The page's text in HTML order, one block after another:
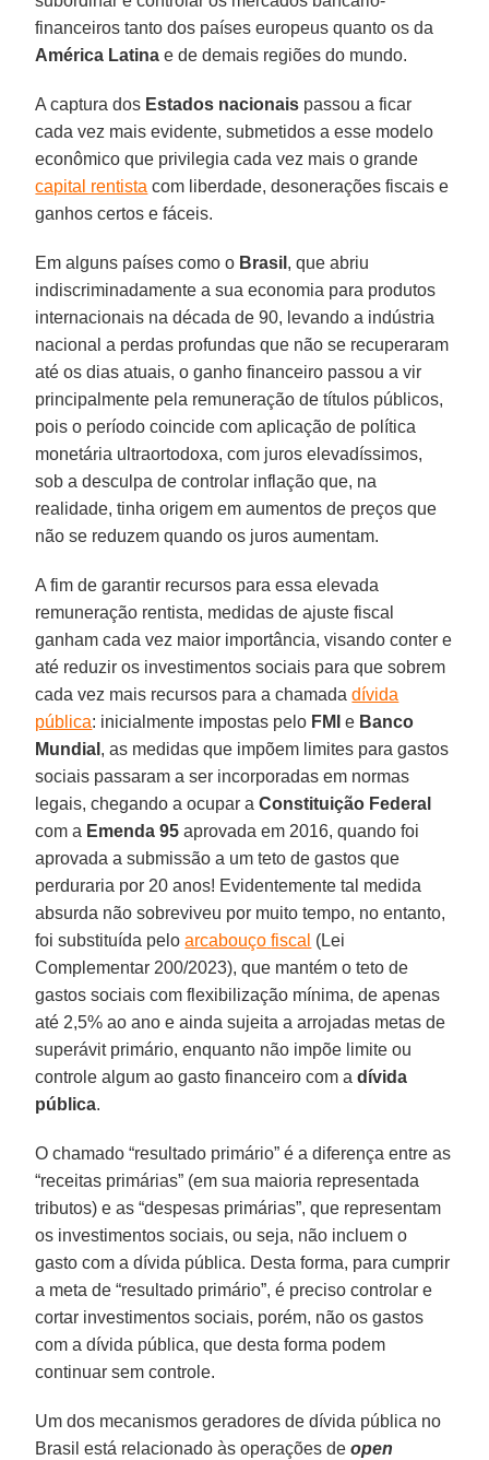
financeiros tanto dos países europeus quanto os da
América Latina e de demais regiões do mundo.
A captura dos Estados nacionais passou a ficar
cada vez mais evidente, submetidos a esse modelo
econômico que privilegia cada vez mais o grande
capital rentista com liberdade, desonerações fiscais e
ganhos certos e fáceis.
Em alguns países como o Brasil , que abriu
indiscriminadamente a sua economia para produtos
internacionais na década de 90, levando a indústria
nacional a perdas profundas que não se recuperaram
até os dias atuais, o ganho financeiro passou a vir
principalmente pela remuneração de títulos públicos,
pois o período coincide com aplicação de política
monetária ultraortodoxa, com juros elevadíssimos,
sob a desculpa de controlar inflação que, na
realidade, tinha origem em aumentos de preços que
não se reduzem quando os juros aumentam.
A fim de garantir recursos para essa elevada
remuneração rentista, medidas de ajuste fiscal
ganham cada vez maior importância, visando conter e
até reduzir os investimentos sociais para que sobrem
cada vez mais recursos para a chamadadívida
pública: inicialmente impostas pelo FMI e Banco
Mundial , as medidas que impõem limites para gastos
sociais passaram a ser incorporadas em normas
legais, chegando a ocupar aConstituição Federal
com a Emenda 95 aprovada em 2016, quando foi
aprovada a submissão a um teto de gastos que
perduraria por 20 anos! Evidentemente tal medida
absurda não sobreviveu por muito tempo, no entanto,
foi substituída pelo arcabouço fiscal (Lei
Complementar 200/2023), que mantém o teto de
gastos sociais com flexibilização mínima, de apenas
até 2,5% ao ano e ainda sujeita a arrojadas metas de
superávit primário, enquanto não impõe limite ou
controle algum ao gasto financeiro com adívida
pública.
O chamado “resultado primário” é a diferença entre as
“receitas primárias” (em sua maioria representada
tributos) e as “despesas primárias”, que representam
os investimentos sociais, ou seja, não incluem o
gasto com a dívida pública. Desta forma, para cumprir
a meta de “resultado primário”, é preciso controlar e
cortar investimentos sociais, porém, não os gastos
com a dívida pública, que desta forma podem
continuar sem controle.
Um dos mecanismos geradores de dívida pública no
Brasil está relacionado às operações de open